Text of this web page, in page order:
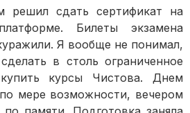
сдать сертификат на
Билеты экзамена
Я вообще не понимал,
в столь ограниченное
курсы Чистова. Днем
мере возможности, вечером